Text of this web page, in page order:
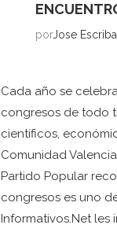
porJose
Cada año se
congresos de todo
científicos,
Comunidad
Partido Popular
congresos es uno
Informativos.Net les